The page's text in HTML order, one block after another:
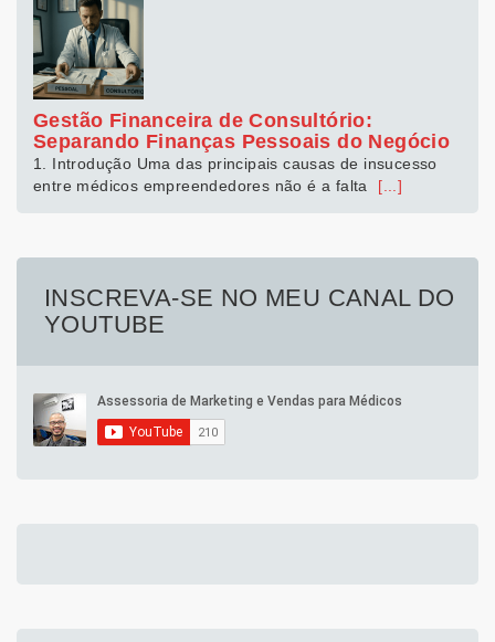
Gestão Financeira de Consultório:
Separando Finanças Pessoais do Negócio
1. Introdução Uma das principais causas de insucesso
entre médicos empreendedores não é a falta
[...]
INSCREVA-SE NO MEU CANAL DO
YOUTUBE